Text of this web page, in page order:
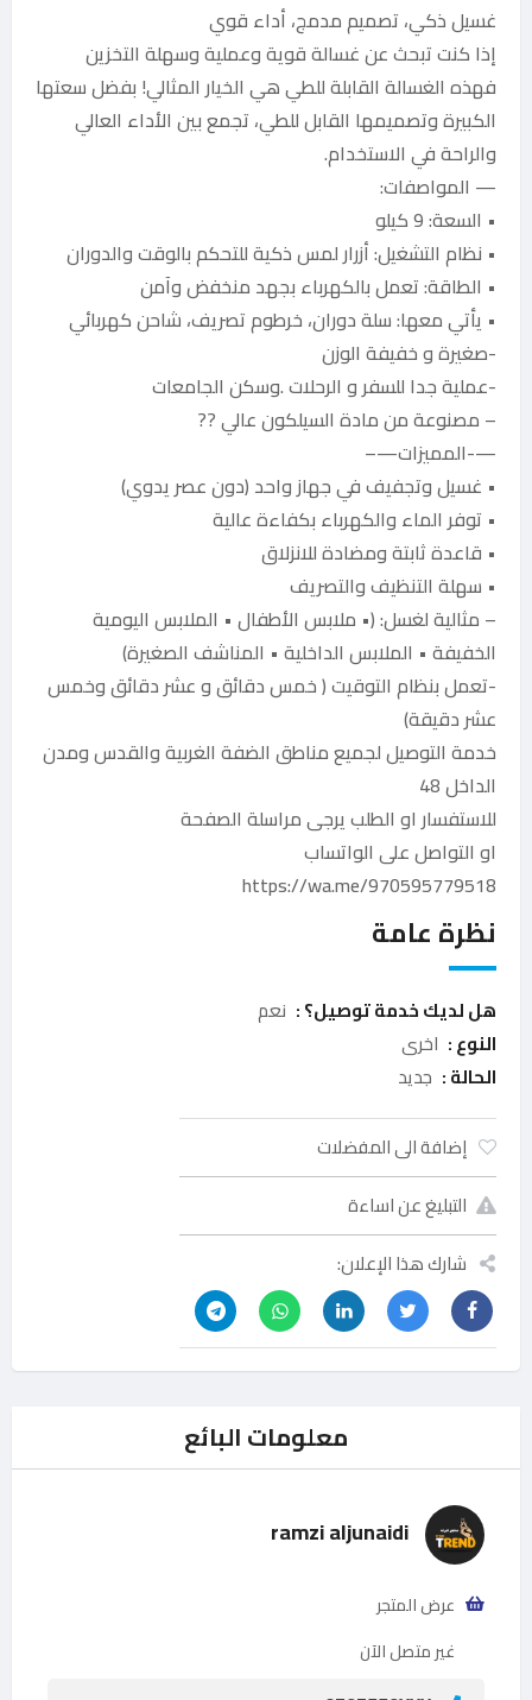
غسيل ذكي، تصميم مدمج، أداء قوي
إذا كنت تبحث عن غسالة قوية وعملية وسهلة التخزين
فهذه الغسالة القابلة للطي هي الخيار المثالي! بفضل سعتها
الكبيرة وتصميمها القابل للطي، تجمع بين الأداء العالي
والراحة في الاستخدام.
— المواصفات:
• السعة: 9 كيلو
• نظام التشغيل: أزرار لمس ذكية للتحكم بالوقت والدوران
• الطاقة: تعمل بالكهرباء بجهد منخفض وآمن
• يأتي معها: سلة دوران، خرطوم تصريف، شاحن كهربائي
-صغيرة و خفيفة الوزن
-عملية جدا للسفر و الرحلات .وسكن الجامعات
– مصنوعة من مادة السيلكون عالي ??
—-المميزات—–
• غسيل وتجفيف في جهاز واحد (دون عصر يدوي)
• توفر الماء والكهرباء بكفاءة عالية
• قاعدة ثابتة ومضادة للانزلاق
• سهلة التنظيف والتصريف
– مثالية لغسل: (• ملابس الأطفال • الملابس اليومية
الخفيفة • الملابس الداخلية • المناشف الصغيرة)
-تعمل بنظام التوقيت ( خمس دقائق و عشر دقائق وخمس
عشر دقيقة)
خدمة التوصيل لجميع مناطق الضفة الغربية والقدس ومدن
الداخل 48
للاستفسار او الطلب يرجى مراسلة الصفحة
او التواصل على الواتساب
https://wa.me/970595779518
نظرة عامة
هل لديك خدمة توصيل؟ : نعم
النوع : اخرى
الحالة : جديد
إضافة الى المفضلات
التبليغ عن اساءة
شارك هذا الإعلان:
معلومات البائع
ramzi aljunaidi
عرض المتجر
غير متصل الآن